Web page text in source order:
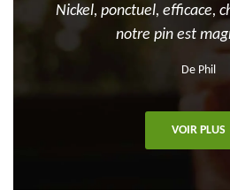
Nickel, ponctuel, efficace,
notre pin est
De Phil
VOIR PLUS